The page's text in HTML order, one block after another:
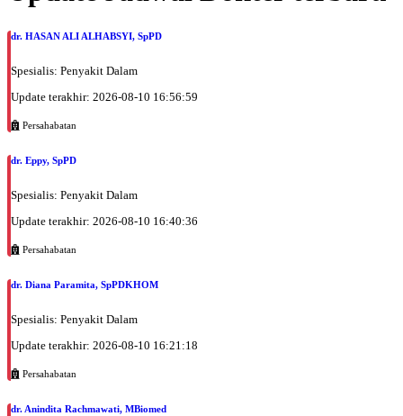
dr. HASAN ALI ALHABSYI, SpPD
Spesialis: Penyakit Dalam
Update terakhir: 2026-08-10 16:56:59
Persahabatan
dr. Eppy, SpPD
Spesialis: Penyakit Dalam
Update terakhir: 2026-08-10 16:40:36
Persahabatan
dr. Diana Paramita, SpPDKHOM
Spesialis: Penyakit Dalam
Update terakhir: 2026-08-10 16:21:18
Persahabatan
dr. Anindita Rachmawati, MBiomed